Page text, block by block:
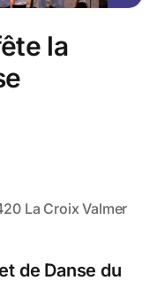
la
La Croix Valmer
de Danse du